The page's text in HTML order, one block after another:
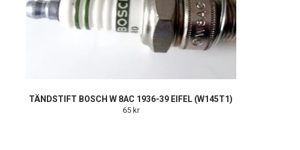
TÄNDSTIFT BOSCH W 8AC 1936-39 EIFEL (W145T1)
65 kr